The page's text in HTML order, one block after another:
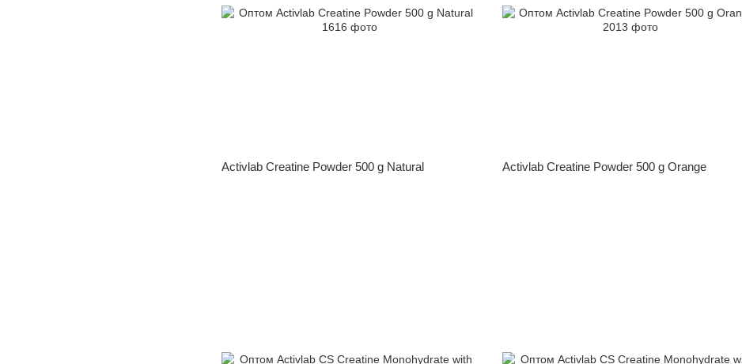
Activlab Creatine Powder 500 g Natural Activlab Creatine Powder 500 g Orange